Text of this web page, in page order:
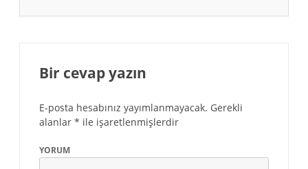
Bir cevap yazın
E-posta hesabınız yayımlanmayacak. Gerekli
alanlar * ile işaretlenmişlerdir
YORUM